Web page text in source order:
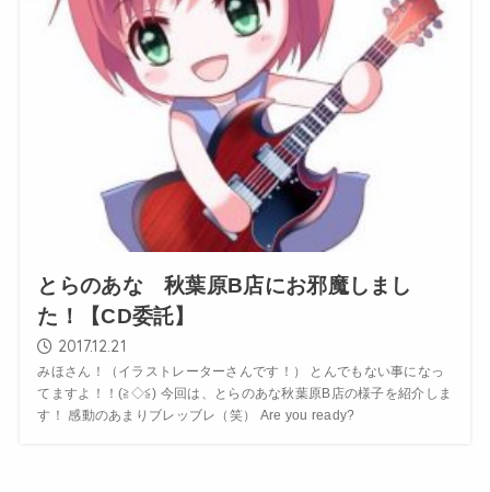
とらのあな 秋葉原B店にお邪魔しまし
た！【CD委託】
2017.12.21
みほさん！（イラストレーターさんです！） とんでもない事になっ
てますよ！！(≧◇≦) 今回は、とらのあな秋葉原B店の様子を紹介しま
す！ 感動のあまりブレッブレ（笑） Are you ready?